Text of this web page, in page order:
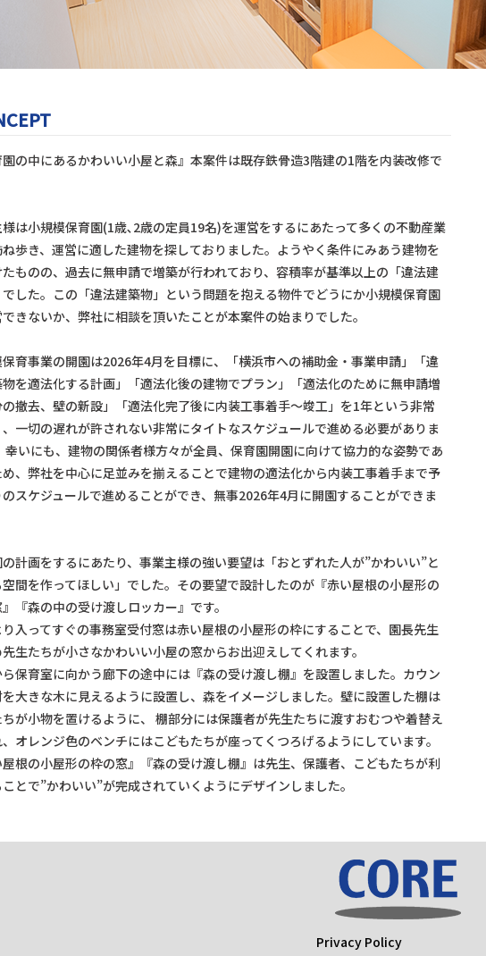
園の中にあるかわいい小屋と森』本案件は既存鉄骨造3階建の1階を内装改修で
は小規模保育園(1歳､2歳の定員19名)を運営をするにあたって多くの不動産業
歩き、運営に適した建物を探しておりました。ようやく条件にみあう建物を
たものの、過去に無申請で増築が行われており、容積率が基準以上の「違法建
した。この「違法建築物」という問題を抱える物件でどうにか小規模保育園
きないか、弊社に相談を頂いたことが本案件の始まりでした。
育事業の開園は2026年4月を目標に、「横浜市への補助金・事業申請」「違
を適法化する計画」「適法化後の建物でプラン」「適法化のために無申請増
撤去、壁の新設」「適法化完了後に内装工事着手～竣工」を1年という非常
一切の遅れが許されない非常にタイトなスケジュールで進める必要がありま
幸いにも、建物の関係者様方々が全員、保育園開園に向けて協力的な姿勢であ
め、弊社を中心に足並みを揃えることで建物の適法化から内装工事着手まで予
スケジュールで進めることができ、無事2026年4月に開園することができま
計画をするにあたり、事業主様の強い要望は「おとずれた人が”かわいい”と
間を作ってほしい」でした。その要望で設計したのが『赤い屋根の小屋形の
『森の中の受け渡しロッカー』です。
入ってすぐの事務室受付窓は赤い屋根の小屋形の枠にすることで、園長先生
生たちが小さなかわいい小屋の窓からお出迎えしてくれます。
保育室に向かう廊下の途中には『森の受け渡し棚』を設置しました。カウン
大きな木に見えるように設置し、森をイメージしました。壁に設置した棚は
が小物を置けるように、 棚部分には保護者が先生たちに渡すおむつや着替え
オレンジ色のベンチにはこどもたちが座ってくつろげるようにしています。
屋根の小屋形の枠の窓』『森の受け渡し棚』は先生、保護者、こどもたちが利
とで”かわいい”が完成されていくようにデザインしました。
Privacy Policy